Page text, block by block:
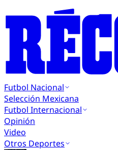
Futbol Nacional
Selección Mexicana
Futbol Internacional
Opinión
Video
Otros Deportes